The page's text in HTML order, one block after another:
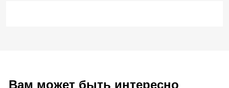
Вам может быть интересно